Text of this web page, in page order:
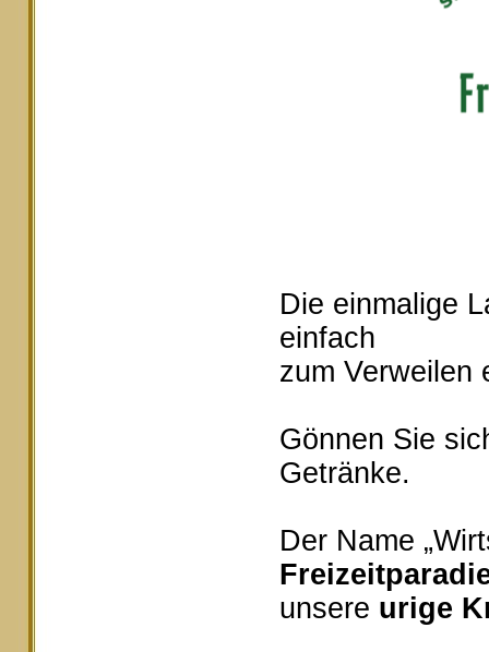
Die einmalige
einfach
zum Verweilen
Gönnen Sie
Getränke.
Der Name
unsere urige